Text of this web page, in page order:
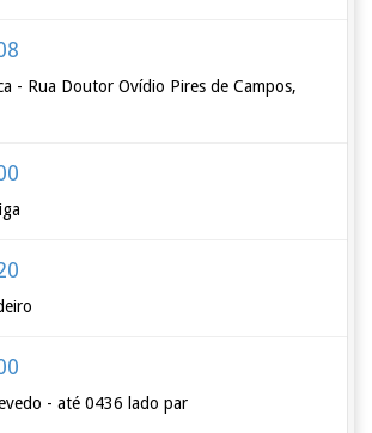
- Rua Doutor Ovídio Pires de Campos,
- até 0436 lado par